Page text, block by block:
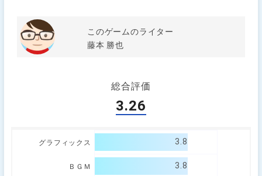
このゲームのライター
藤本 勝也
総合評価
3.26
グラフィックス 3.8
ＢＧＭ 3.8